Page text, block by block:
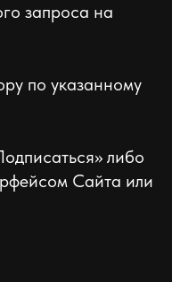
запроса на
по указанному
либо
Сайта или